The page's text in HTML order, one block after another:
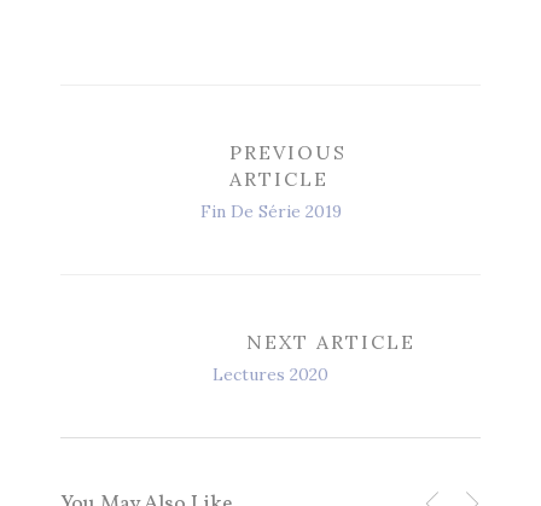
PREVIOUS
ARTICLE
Fin De Série 2019
NEXT ARTICLE
Lectures 2020